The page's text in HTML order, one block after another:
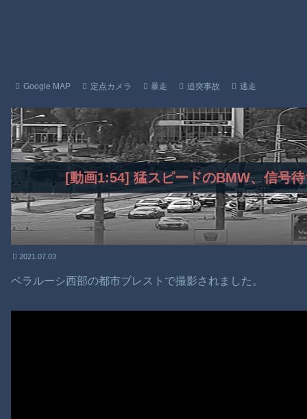
Google MAP 定点カメラ 暴走 追突事故 逃走
[動画1:54] 猛スピードのBMW、信号
2021.07.03
ベラルーシ西部の都市ブレストで撮影されました。